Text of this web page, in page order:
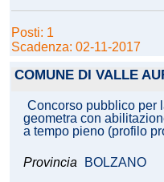
Posti: 1
Scadenza: 02-11-2017
COMUNE DI VALLE
Concorso pubblico per
geometra con
a tempo pieno (profilo
Provincia BOLZANO